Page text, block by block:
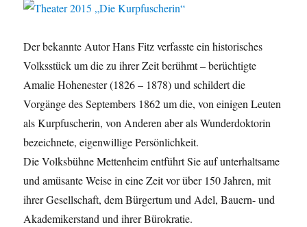
Der bekannte Autor Hans Fitz verfasste ein historisches
Volksstück um die zu ihrer Zeit berühmt – berüchtigte
Amalie Hohenester (1826 – 1878) und schildert die
Vorgänge des Septembers 1862 um die, von einigen Leuten
als Kurpfuscherin, von Anderen aber als Wunderdoktorin
bezeichnete, eigenwillige Persönlichkeit.
Die Volksbühne Mettenheim entführt Sie auf unterhaltsame
und amüsante Weise in eine Zeit vor über 150 Jahren, mit
ihrer Gesellschaft, dem Bürgertum und Adel, Bauern- und
Akademikerstand und ihrer Bürokratie.